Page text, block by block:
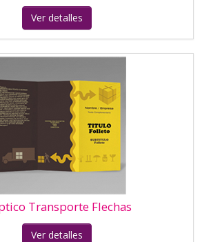
Ver detalles
Ver detalles